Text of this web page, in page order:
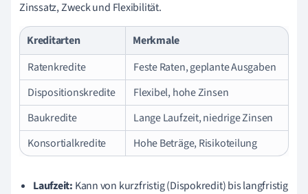
Zinssatz, Zweck und Flexibilität.
Kreditarten
Merkmale
Ratenkredite
Feste Raten, geplante Ausgaben
Dispositionskredite
Flexibel, hohe Zinsen
Baukredite
Lange Laufzeit, niedrige Zinsen
Konsortialkredite
Hohe Beträge, Risikoteilung
Laufzeit: Kann von kurzfristig (Dispokredit) bis langfristig